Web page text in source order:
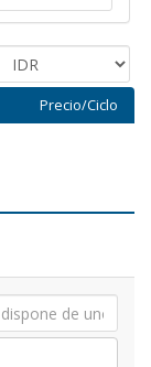
Precio/Ciclo